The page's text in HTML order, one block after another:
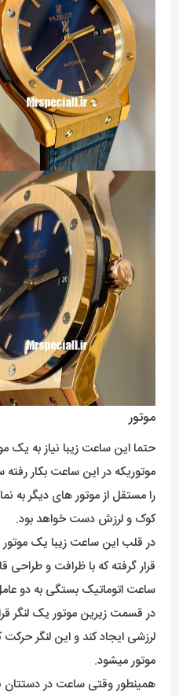
موتور
حتما این ساعت زیبا نیاز به یک
موتوریکه در این ساعت بکار
را مستقل از موتور های دیگر به
کوک و لرزش دست خواهد بود.
در قلب این ساعت زیبا یک
قرار گرفته که با ظرافت و طراحی
ساعت اتوماتیک بستگی به دو
در قسمت زیرین موتور یک لنگر
لرزشی ایجاد کند و این لنگر
موتور میشود.
همینطور وقتی ساعت در دستتان